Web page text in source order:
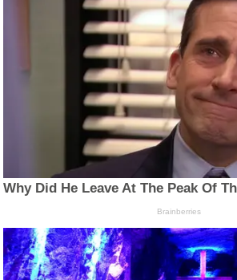
Why Did He Leave At The Peak Of
Brainberries